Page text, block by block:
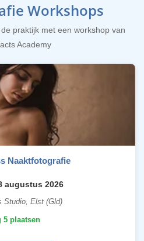
Workshops
praktijk met een workshop van
Academy
Naaktfotografie
augustus 2026
Studio, Elst (Gld)
5 plaatsen